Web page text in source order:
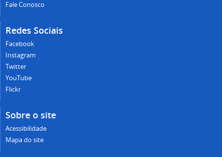
Fale Conosco
Redes Sociais
Facebook
Instagram
Twitter
YouTube
Flickr
Sobre o site
Acessibilidade
Mapa do site